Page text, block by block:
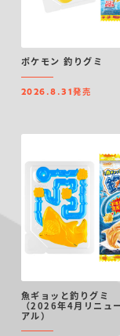
ポケモン 釣りグミ
2026.8.31発売
魚ギョッと釣りグミ
（2026年4月リニュー
アル）